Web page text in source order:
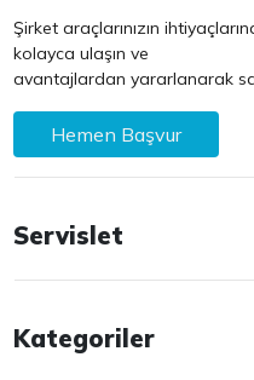
Şirket araçlarınızın
kolayca ulaşın ve
avantajlardan yararlanarak
Hemen Başvur
Servislet
Kategoriler